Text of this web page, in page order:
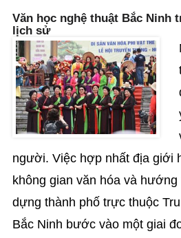
Văn học nghệ thuật Bắc Ninh
lịch sử
người. Việc hợp nhất địa giới
không gian văn hóa và
dựng thành phố trực thuộc
Bắc Ninh bước vào một giai